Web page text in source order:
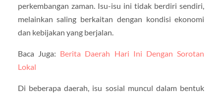
perkembangan zaman. Isu-isu ini tidak berdiri sendiri,
melainkan saling berkaitan dengan kondisi ekonomi
dan kebijakan yang berjalan.
Baca Juga: Berita Daerah Hari Ini Dengan Sorotan
Lokal
Di beberapa daerah, isu sosial muncul dalam bentuk